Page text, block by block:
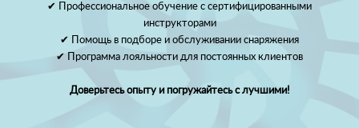
✔ Профессиональное обучение с сертифицированными
инструкторами
✔ Помощь в подборе и обслуживании снаряжения
✔ Программа лояльности для постоянных клиентов
Доверьтесь опыту и погружайтесь с лучшими!